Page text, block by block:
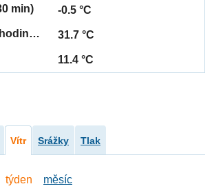
-0.5 °C
31.7 °C
11.4 °C
Vítr Srážky Tlak
týden měsíc